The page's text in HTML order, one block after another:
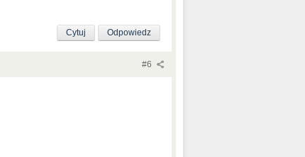
Odpowiedz
Cytuj
#6